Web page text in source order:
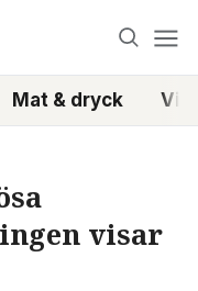
Mat & dryck
visar